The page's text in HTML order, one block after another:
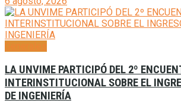
LA UNVIME PARTICIPÓ DEL 2º
INTERINSTITUCIONAL SOBRE EL
DE INGENIERÍA